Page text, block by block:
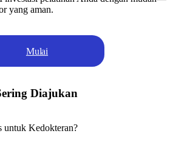
yang aman.
Mulai
Diajukan
untuk Kedokteran?